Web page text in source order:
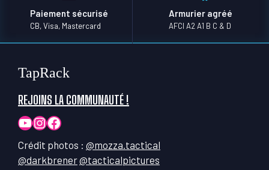
Paiement sécurisé
CB, Visa, Mastercard
Armurier agréé
AFCI A2 A1 B C & D
TapRack
REJOINS LA COMMUNAUTÉ !
YouTube
Instagram
Facebook
Crédit photos : @mozza.tactical
@darkbrener@tacticalpictures